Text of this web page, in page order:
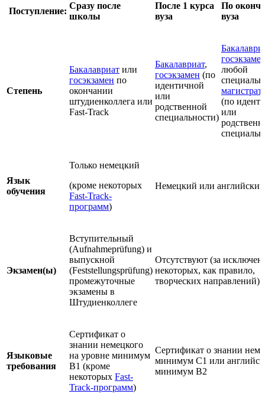
Поступление:
Сразу после
школы
После 1 курса
вуза
По
вуза
Степень
Бакалавриат или
госэкзамен по
окончании
штудиенколлега или
Fast-Track
Бакалавриат,
госэкзамен (по
идентичной
или
родственной
специальности)
любой
(по
или
Язык
обучения
Только немецкий
(кроме некоторых
Fast-Track-
программ)
Немецкий или английский
Экзамен(ы)
Вступительный
(Aufnahmeprüfung) и
выпускной
(Feststellungsprüfung)
промежуточные
экзамены в
Штудиенколлеге
Отсутствуют (за
некоторых, как правило,
творческих направлений)
Языковые
требования
Сертификат о
знании немецкого
на уровне минимум
B1 (кроме
некоторых Fast-
Track-программ)
Сертификат о знании
минимум С1 или
минимум В2